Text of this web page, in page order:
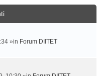
»in Forum DIITET